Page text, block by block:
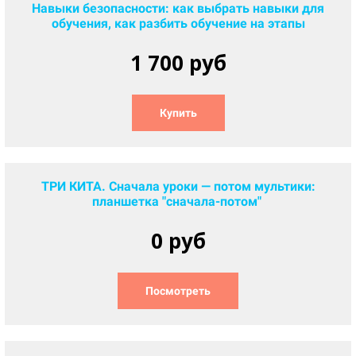
Навыки безопасности: как выбрать навыки для
обучения, как разбить обучение на этапы
1 700 руб
Купить
ТРИ КИТА. Сначала уроки — потом мультики:
планшетка "сначала-потом"
0 руб
Посмотреть